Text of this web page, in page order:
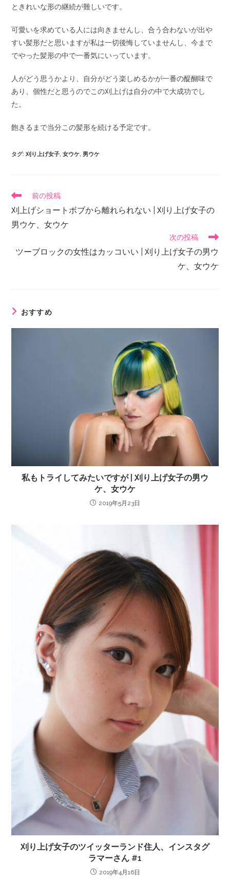
ときれいな形の継続が難しいです。
可愛いを求めている人には向きませんし、合う合わないが出や
すい髪形だと思いますが私は一切後悔していませんし、今まで
でやった髪形の中で一番気にいっています。
人がどう思うかより、自分がどう楽しめるかが一番の醍醐味で
あり、個性だと思うのでこの刈上げは自分の中で大成功でし
た。
飽きるまで当分この髪形を続ける予定です。
タグ:刈り上げ女子, 女ウケ, 男ウケ
前の投稿
刈上げショートボブから離れられない | 刈り上げ女子の
男ウケ、女ウケ
次の投稿
ツーブロックの女性はカッコいい | 刈り上げ女子の男ウ
ケ、女ウケ
おすすめ
私もトライしてみたいですが | 刈り上げ女子の男ウ
ケ、女ウケ
2019年5月23日
刈り上げ女子のツイッターランド住人、インスタグ
ラマーさん #1
2019年4月16日